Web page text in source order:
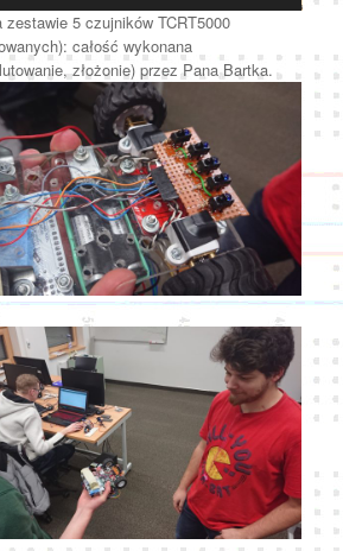
5 czujników TCRT5000
całość wykonana
złożonie) przez Pana Bartka.